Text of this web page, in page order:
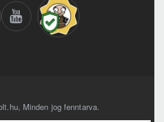
Minden jog fenntarva.